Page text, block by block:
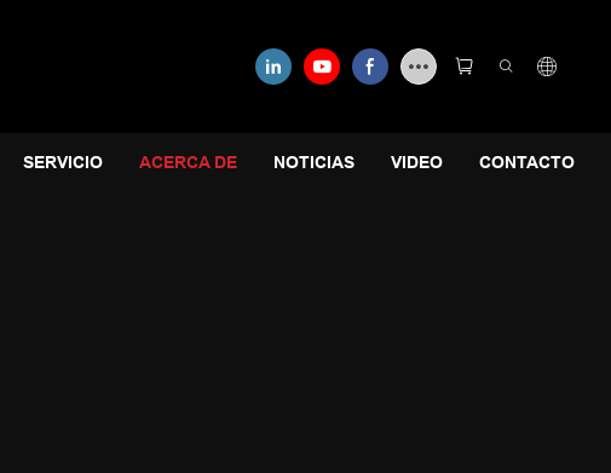
SERVICIO ACERCA DE NOTICIAS VIDEO CONTACTO